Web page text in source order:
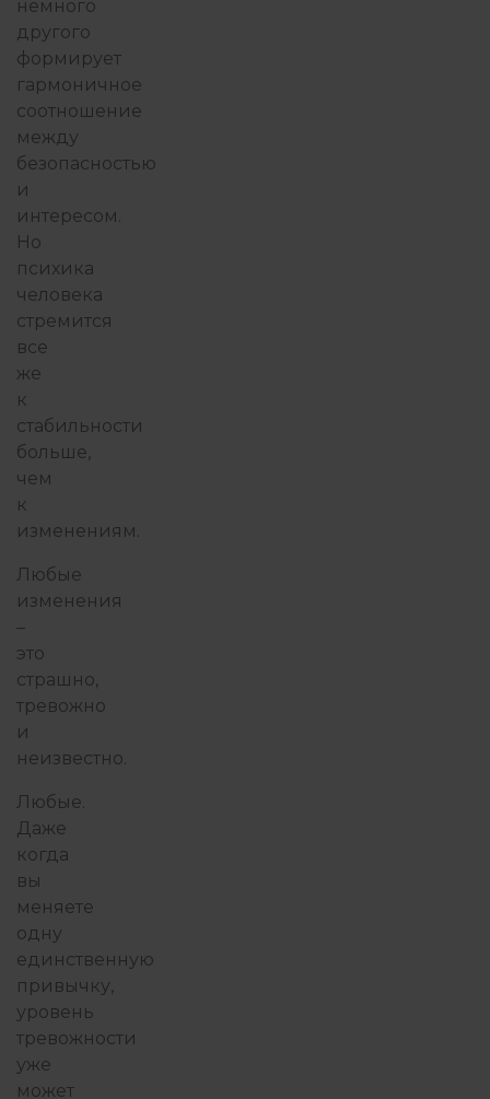
немного
другого
формирует
гармоничное
соотношение
между
безопасностью
и
интересом.
Но
психика
человека
стремится
все
же
к
стабильности
больше,
чем
к
изменениям.
Любые
изменения
–
это
страшно,
тревожно
и
неизвестно.
Любые.
Даже
когда
вы
меняете
одну
единственную
привычку,
уровень
тревожности
уже
может